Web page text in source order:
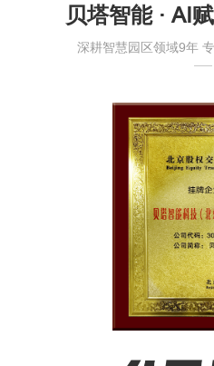
贝塔智能 · AI
深耕智慧园区领域9年